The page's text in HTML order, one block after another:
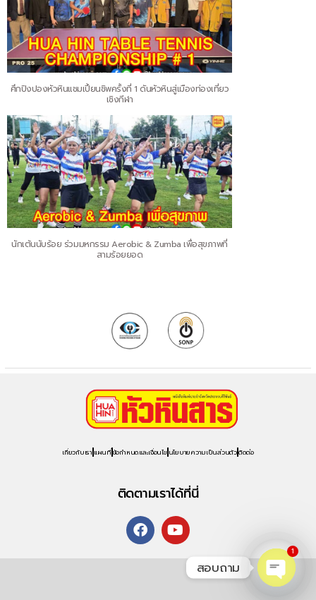
ศึกปิงปองหัวหินแชมเปี้ยนชิพครั้งที่ 1 ดันหัวหินสู่เมืองท่องเที่ยว
เชิงกีฬา
นักเต้นนับร้อย ร่วมมหกรรม Aerobic & Zumba เพื่อสุขภาพที่
สามร้อยยอด
เกี่ยวกับเรา แผนที่ข้อกำหนดและเงื่อนไข นโยบายความเป็นส่วนตัวติดต่อ
ติดตามเราได้ที่นี่
สอบถาม
O
1